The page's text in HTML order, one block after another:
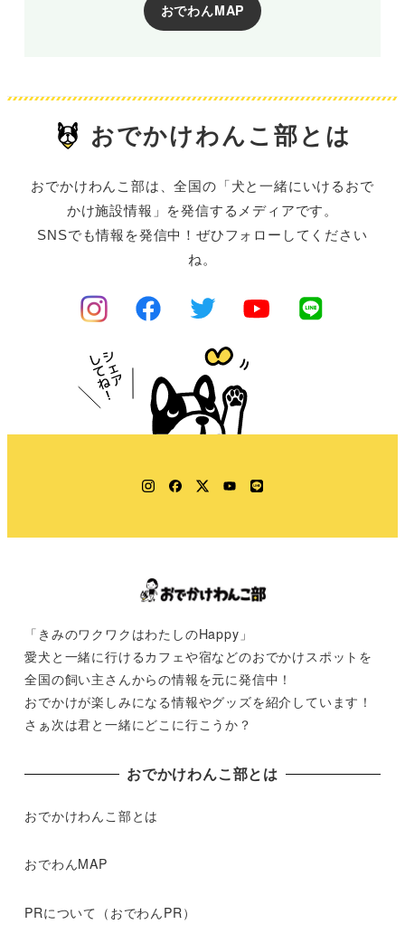
おでわんMAP
おでかけわんこ部とは
おでかけわんこ部は、全国の「犬と一緒にいけるおで
かけ施設情報」を発信するメディアです。
SNSでも情報を発信中！ぜひフォローしてください
ね。
Instagram
Facebook
TwitterYouTube
LINE
「きみのワクワクはわたしのHappy」
愛犬と一緒に行けるカフェや宿などのおでかけスポットを
全国の飼い主さんからの情報を元に発信中！
おでかけが楽しみになる情報やグッズを紹介しています！
さぁ次は君と一緒にどこに行こうか？
おでかけわんこ部とは
おでかけわんこ部とは
おでわんMAP
PRについて（おでわんPR）